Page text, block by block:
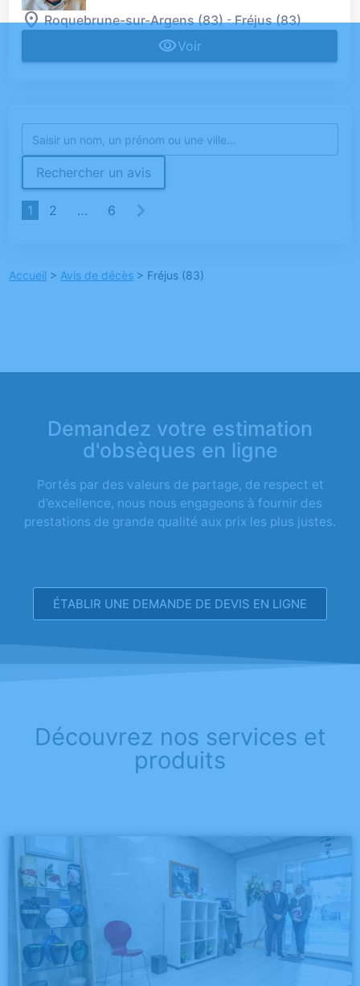
Roquebrune-sur-Argens (83) - Fréjus (83)
Voir
Rechercher un avis
1 2 … 6
Accueil > Avis de décès > Fréjus (83)
Demandez votre estimation
d'obsèques en ligne
Portés par des valeurs de partage, de respect et
d’excellence, nous nous engageons à fournir des
prestations de grande qualité aux prix les plus justes.
ÉTABLIR UNE DEMANDE DE DEVIS EN LIGNE
Découvrez nos services et
produits